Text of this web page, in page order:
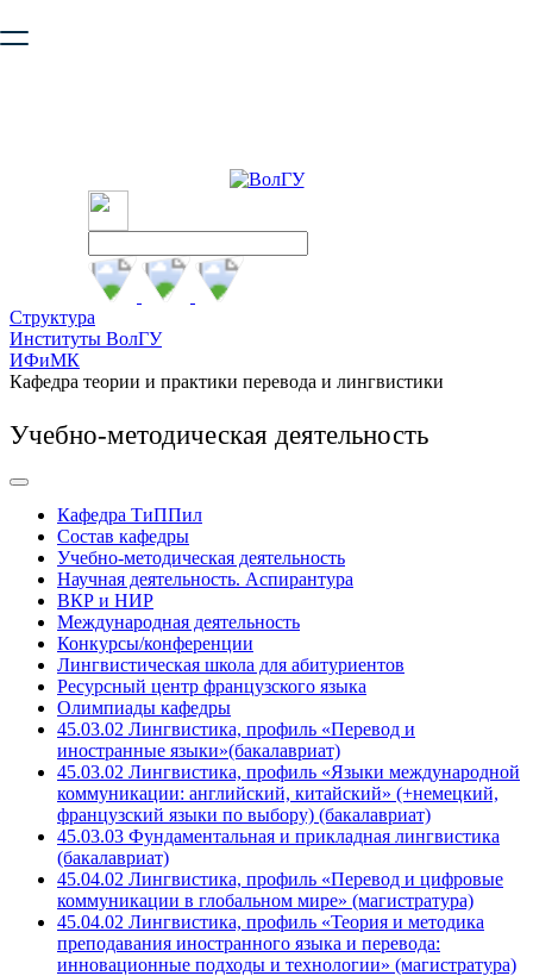
безопасную работу с сайтом. Пожалуйста
Структура
Институты ВолГУ
ИФиМК
Кафедра теории и практики перевода и лингвистики
Учебно-методическая деятельность
Кафедра ТиППил
Состав кафедры
Учебно-методическая деятельность
Научная деятельность. Аспирантура
ВКР и НИР
Международная деятельность
Конкурсы/конференции
Лингвистическая школа для абитуриентов
Ресурсный центр французского языка
Олимпиады кафедры
45.03.02 Лингвистика, профиль «Перевод и
иностранные языки»(бакалавриат)
45.03.02 Лингвистика, профиль «Языки международной
коммуникации: английский, китайский» (+немецкий,
французский языки по выбору) (бакалавриат)
45.03.03 Фундаментальная и прикладная лингвистика
(бакалавриат)
45.04.02 Лингвистика, профиль «Перевод и цифровые
коммуникации в глобальном мире» (магистратура)
45.04.02 Лингвистика, профиль «Теория и методика
преподавания иностранного языка и перевода:
инновационные подходы и технологии» (магистратура)